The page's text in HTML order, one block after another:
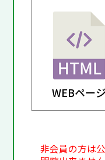
WEBページ
非会員の方は